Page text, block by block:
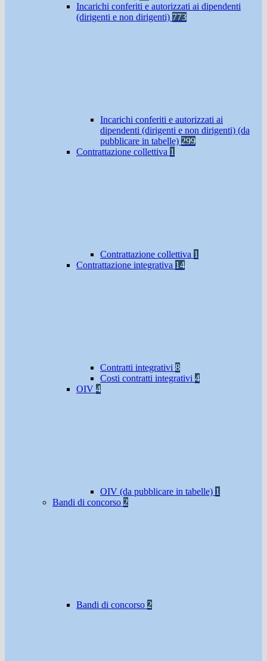
Incarichi conferiti e autorizzati ai dipendenti
(dirigenti e non dirigenti) 773
Incarichi conferiti e autorizzati ai
dipendenti (dirigenti e non dirigenti) (da
pubblicare in tabelle) 299
Contrattazione collettiva 1
Contrattazione collettiva 1
Contrattazione integrativa 14
Contratti integrativi 8
Costi contratti integrativi 4
OIV 4
OIV (da pubblicare in tabelle) 1
Bandi di concorso 2
Bandi di concorso 2